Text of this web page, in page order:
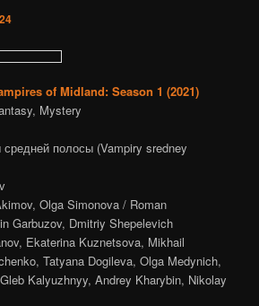
of Midland: Season 1 (2021)
Mystery
полосы (Vampiry sredney
Olga Simonova / Roman
Garbuzov, Dmitriy Shepelevich
Ekaterina Kuznetsova, Mikhail
Tatyana Dogileva, Olga Medynich,
Kalyuzhnyy, Andrey Kharybin, Nikolay